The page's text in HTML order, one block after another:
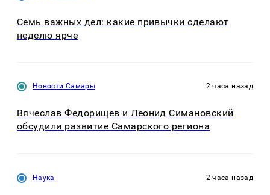
Семь важных дел: какие привычки сделают
неделю ярче
Новости Самары 2 часа назад
Вячеслав Федорищев и Леонид Симановский
обсудили развитие Самарского региона
Наука 2 часа назад